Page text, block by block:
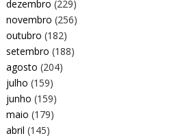
dezembro (229)
novembro (256)
outubro (182)
setembro (188)
agosto (204)
julho (159)
junho (159)
maio (179)
abril (145)